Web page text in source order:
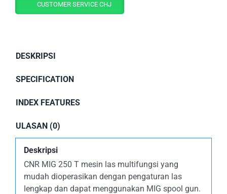
CUSTOMER SERVICE CHJ
DESKRIPSI
SPECIFICATION
INDEX FEATURES
ULASAN (0)
Deskripsi
CNR MIG 250 T mesin las multifungsi yang
mudah dioperasikan dengan pengaturan las
lengkap dan dapat menggunakan MIG spool gun.